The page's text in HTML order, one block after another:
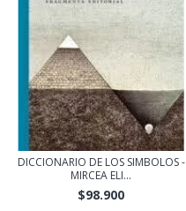
DICCIONARIO DE LOS SIMBOLOS -
MIRCEA ELI...
$98.900